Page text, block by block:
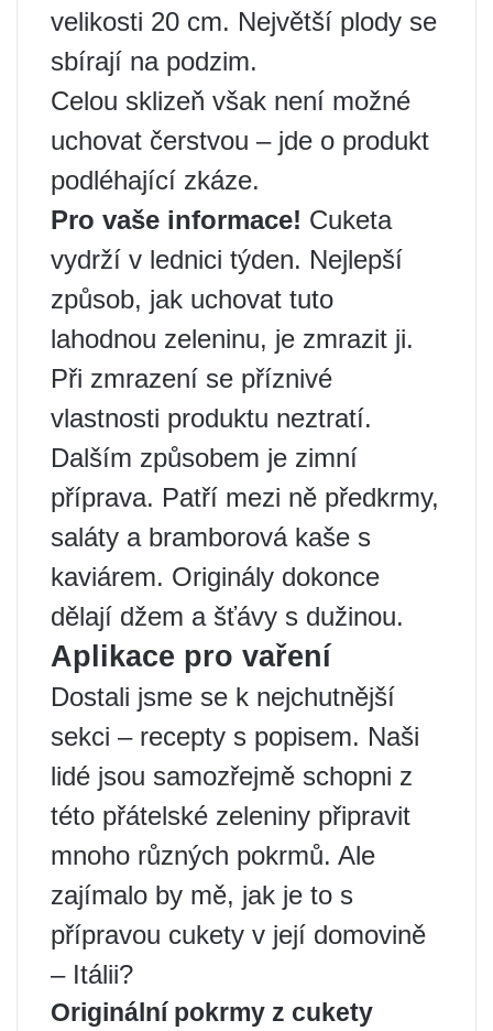
velikosti 20 cm. Největší plody se
sbírají na podzim.
Celou sklizeň však není možné
uchovat čerstvou – jde o produkt
podléhající zkáze.
Pro vaše informace! Cuketa
vydrží v lednici týden. Nejlepší
způsob, jak uchovat tuto
lahodnou zeleninu, je zmrazit ji.
Při zmrazení se příznivé
vlastnosti produktu neztratí.
Dalším způsobem je zimní
příprava. Patří mezi ně předkrmy,
saláty a bramborová kaše s
kaviárem. Originály dokonce
dělají džem a šťávy s dužinou.
Aplikace pro vaření
Dostali jsme se k nejchutnější
sekci – recepty s popisem. Naši
lidé jsou samozřejmě schopni z
této přátelské zeleniny připravit
mnoho různých pokrmů. Ale
zajímalo by mě, jak je to s
přípravou cukety v její domovině
– Itálii?
Originální pokrmy z cukety